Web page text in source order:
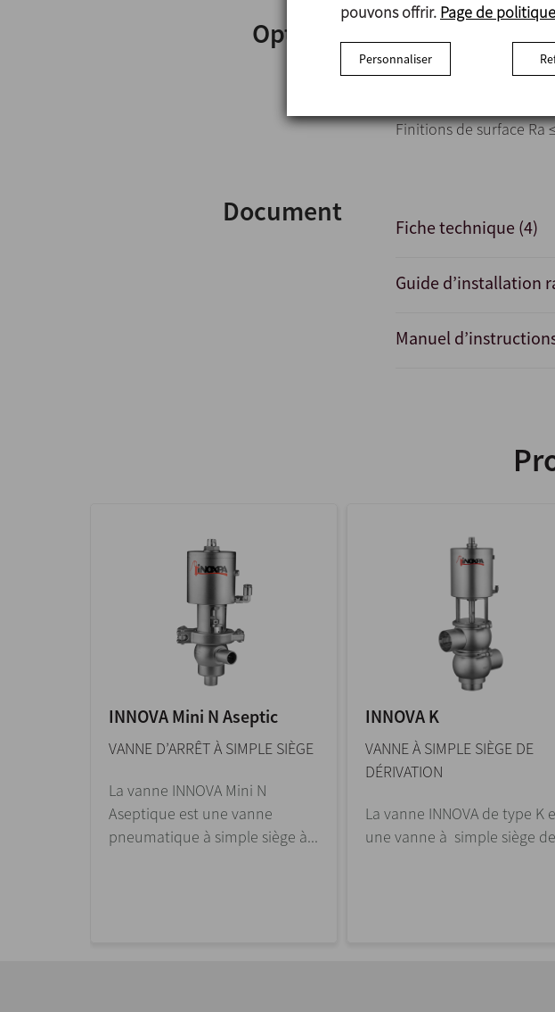
Options
Joints en FPM et HNBR.
Autres raccords : mâle,
Finitions de surface Ra
Document Fiche technique (4)
Guide d’installation
Manuel
INNOVA Mini N Aseptic
VANNE D’ARRÊT À SIMPLE SIÈGE
La vanne INNOVA Mini N
Aseptique est une vanne
pneumatique à simple siège à...
INNOVA K
VANNE À SIMPLE SIÈGE DE
DÉRIVATION
La vanne INNOVA de type K
une vanne à simple siège
pouvons offrir. Page de
Personnaliser